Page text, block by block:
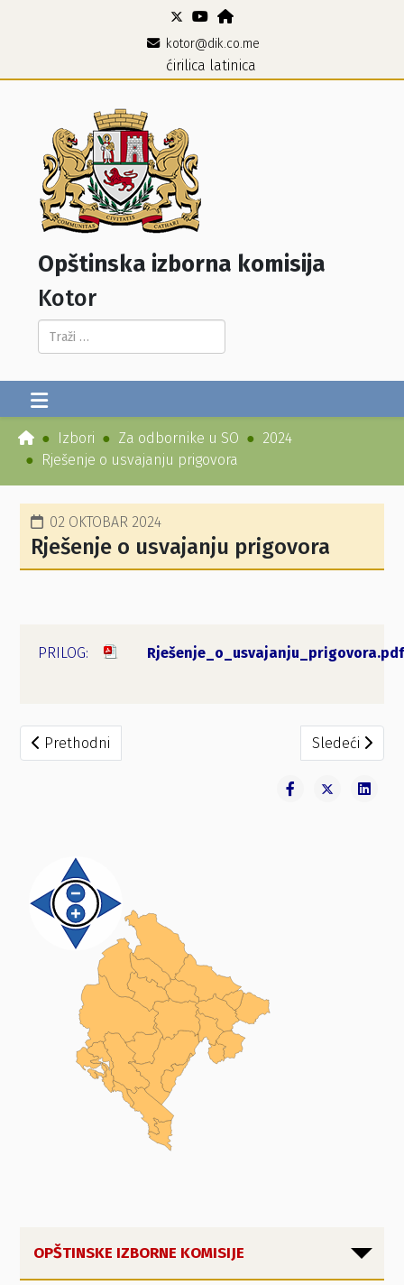
kotor@dik.co.me
ćirilica latinica
Opštinska izborna komisija
Kotor
Pretraga...
Izbori Za odbornike u SO
2024
Rješenje o usvajanju prigovora
02 OKTOBAR 2024
Rješenje o usvajanju prigovora
Rješenje_o_usvajanju_prigovora.pdf
Prethodni članak: Rješenje o odbijanju prigovora
Prethodni Sledeći
Sledeći
OPŠTINSKE IZBORNE KOMISIJE